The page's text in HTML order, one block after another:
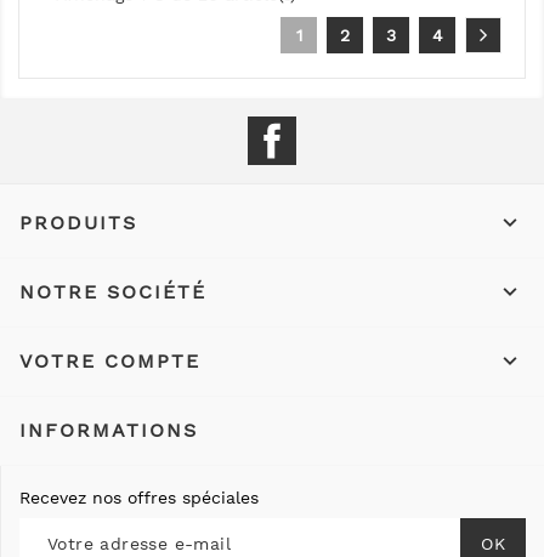
1 2 3 4
PRODUITS 
NOTRE SOCIÉTÉ 
VOTRE COMPTE 
INFORMATIONS
Recevez nos offres spéciales